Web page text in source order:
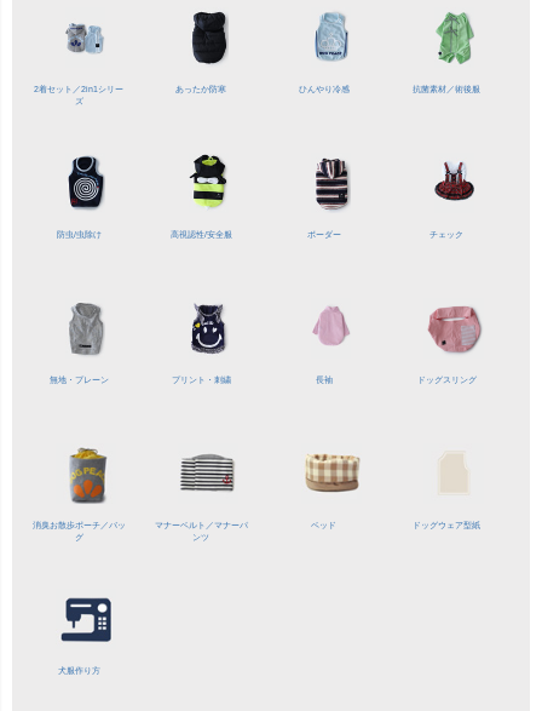
2着セット／2in1シリー
ズ
あったか防寒 ひんやり冷感 抗菌素材／ 術後服
防虫/虫除け 高視認性/安全服 ボーダー チェック
無地・プレーン プリント・刺繍 長袖 ドッグスリング
消臭お散歩ポーチ／バッ
グ
マナーベルト／マナーパ
ンツ
ベッド ドッグウェア型紙
犬服作り方